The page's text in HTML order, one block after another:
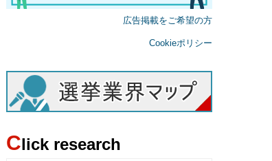
広告掲載をご希望の方
Cookieポリシー
Click research